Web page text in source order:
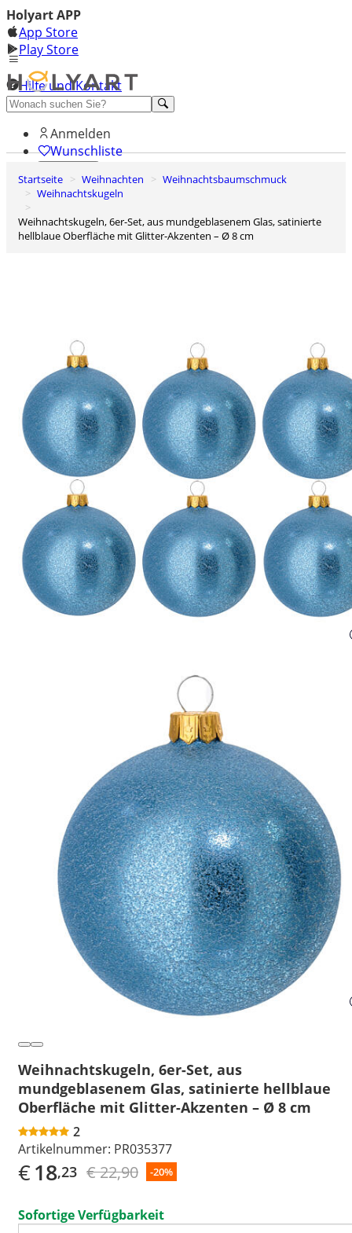
Holyart APP
App Store
Play Store
Hilfe und Kontakt
Entdecken Sie Premium
Anmelden
Wunschliste
0
Warenkorb
Startseite Weihnachten
Weihnachtsbaumschmuck
Weihnachtskugeln
Weihnachtskugeln, 6er-Set, aus mundgeblasenem Glas, satinierte
hellblaue Oberfläche mit Glitter-Akzenten – Ø 8 cm
Weihnachtskugeln, 6er-Set, aus
mundgeblasenem Glas, satinierte hellblaue
Oberfläche mit Glitter-Akzenten – Ø 8 cm
2
Artikelnummer: PR035377
€18,23 € 22,90 -20%
Sofortige Verfügbarkeit